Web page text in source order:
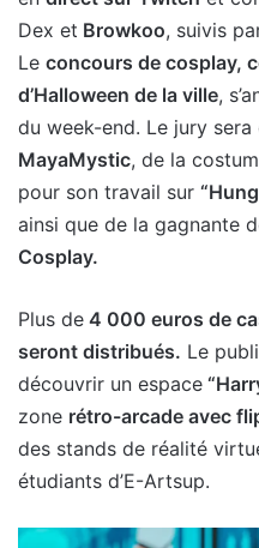
Dex et Browkoo, suivis
Le concours de cosplay,
d’Halloween de la ville,
du week-end. Le jury
MayaMystic, de la
pour son travail sur
ainsi que de la gagnante
Cosplay.
Plus de 4 000 euros de
seront distribués. Le
découvrir un espace
zone rétro-arcade avec
des stands de réalité
étudiants d’E-Artsup.